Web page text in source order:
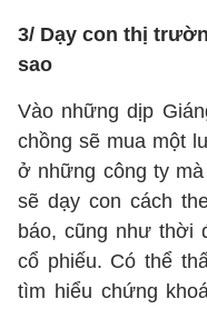
3/ Dạy con thị
sao
Vào những dịp
chồng sẽ mua một
ở những công ty
sẽ dạy con cách
báo, cũng như thời
cổ phiếu. Có thể
tìm hiểu chứng